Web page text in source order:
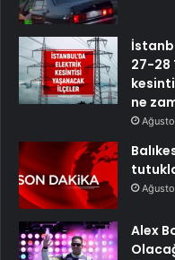
27-28
ne
Alex